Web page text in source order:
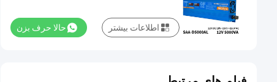
حالا حرف بزن اطلاعات بیشتر